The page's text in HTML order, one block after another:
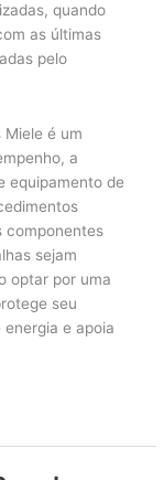
quando
as últimas
pelo
é um
a
equipamento de
componentes
sejam
optar por uma
seu
e apoia